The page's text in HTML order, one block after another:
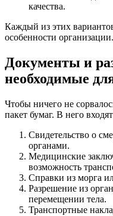
качества.
Каждый из этих
особенности организации.
Документы и
необходимые
Чтобы ничего не
пакет бумаг. В него
Свидетельство о
органами.
Медицинские
возможность
Справки из морга
Разрешение из
перемещении тела.
Транспортные